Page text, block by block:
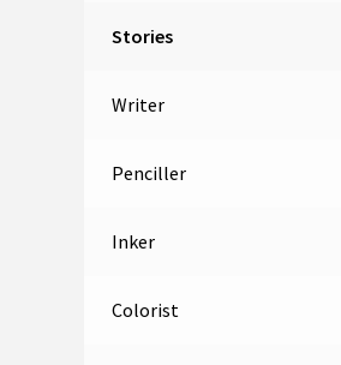
Stories
Writer
Penciller
Inker
Colorist